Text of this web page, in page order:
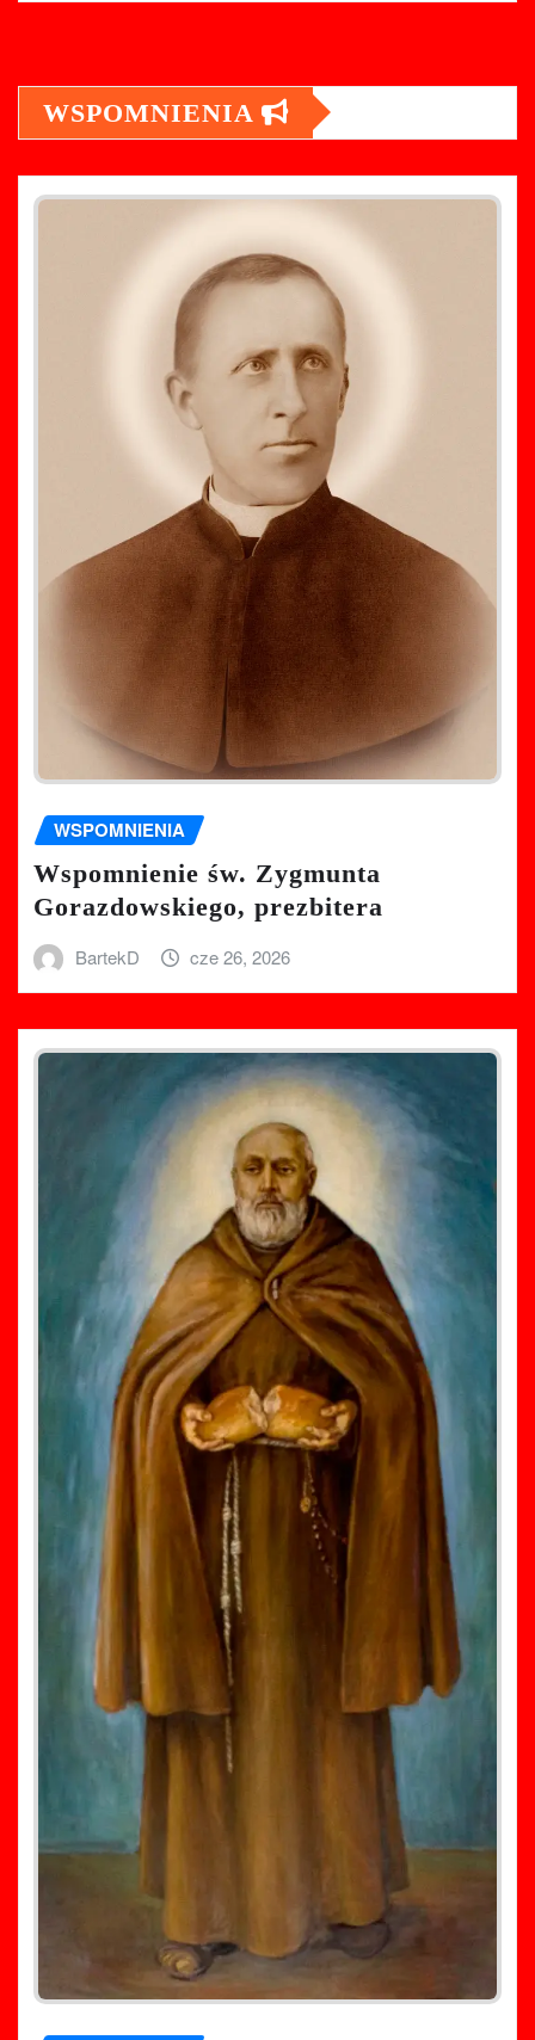
WSPOMNIENIA
WSPOMNIENIA
Wspomnienie św. Zygmunta
Gorazdowskiego, prezbitera
BartekD cze 26, 2026